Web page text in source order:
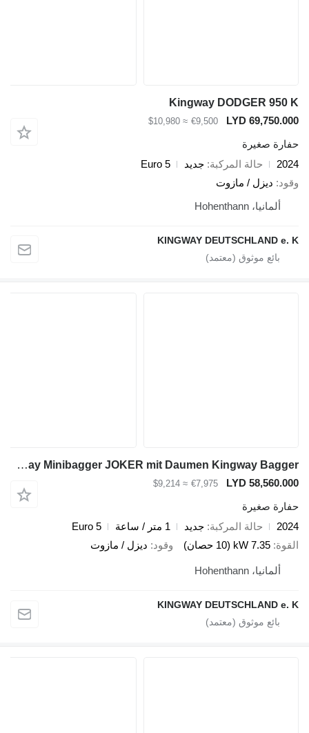
Kingway DODGER
LYD
€9,500
حالة المركبة جديد
Euro 5
/ مازوت
KINGWAY
Kingway Minibagger JOKER mit Daumen Kingway Bagger
LYD
€7,975
حالة المركبة جديد 1 متر / ساعة
Euro 5
7.35 kW (10 حصان)
وقود ديزل / مازوت
KINGWAY